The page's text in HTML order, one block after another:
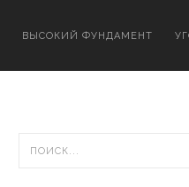
ВЫСОКИЙ ФУНДАМЕНТ